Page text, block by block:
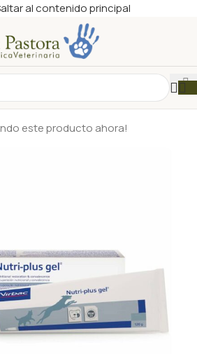
al contenido principal
este producto ahora!